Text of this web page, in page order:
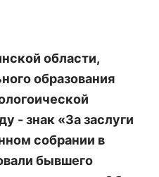
области,
образования
- знак «За заслуги
собрании в
бывшего